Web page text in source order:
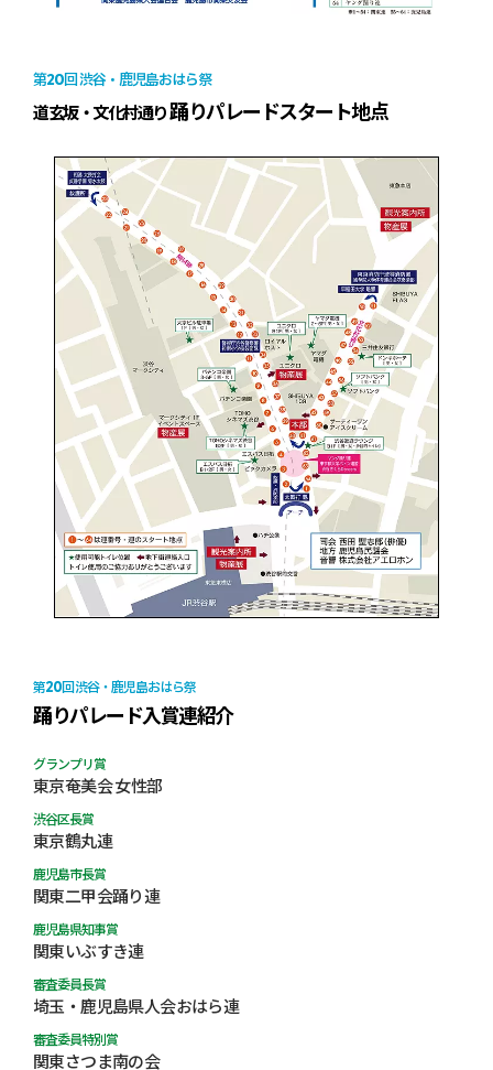
第20回 渋谷・鹿児島おはら祭
道玄坂・文化村通り踊りパレードスタート地点
第20回 渋谷・鹿児島おはら祭
踊りパレード入賞連紹介
グランプリ賞
東京奄美会 女性部
渋谷区長賞
東京鶴丸連
鹿児島市長賞
関東二甲会踊り連
鹿児島県知事賞
関東いぶすき連
審査委員長賞
埼玉・鹿児島県人会おはら連
審査委員特別賞
関東さつま南の会